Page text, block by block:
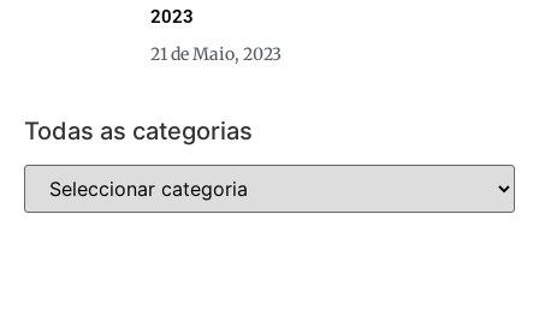
2023
21 de Maio, 2023
Todas as categorias